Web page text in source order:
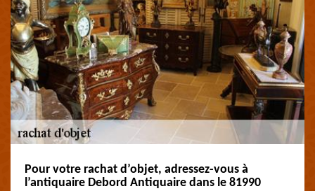
Pour votre rachat d’objet, adressez-vous à
l’antiquaire Debord Antiquaire dans le 81990